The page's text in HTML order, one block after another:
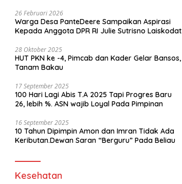
26 Februari 2026
Warga Desa PanteDeere Sampaikan Aspirasi
Kepada Anggota DPR RI Julie Sutrisno Laiskodat
28 Oktober 2025
HUT PKN ke -4, Pimcab dan Kader Gelar Bansos,
Tanam Bakau
17 September 2025
100 Hari Lagi Abis T.A 2025 Tapi Progres Baru
26, lebih %. ASN wajib Loyal Pada Pimpinan
16 September 2025
10 Tahun Dipimpin Amon dan Imran Tidak Ada
Keributan.Dewan Saran “Berguru” Pada Beliau
Kesehatan